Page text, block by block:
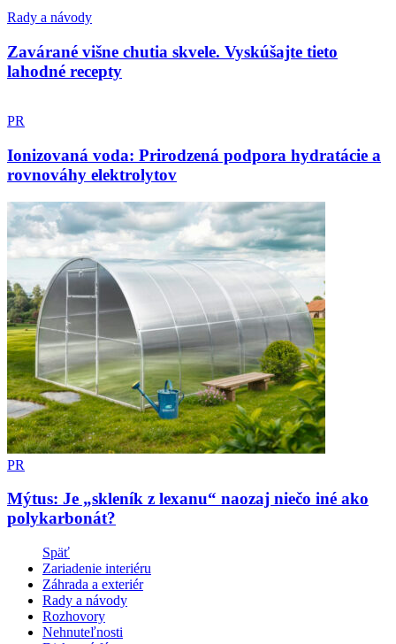
Rady a návody
Zavárané višne chutia skvele. Vyskúšajte tieto
lahodné recepty
PR
Ionizovaná voda: Prirodzená podpora hydratácie a
rovnováhy elektrolytov
PR
Mýtus: Je „skleník z lexanu“ naozaj niečo iné ako
polykarbonát?
Späť
Zariadenie interiéru
Záhrada a exteriér
Rady a návody
Rozhovory
Nehnuteľnosti